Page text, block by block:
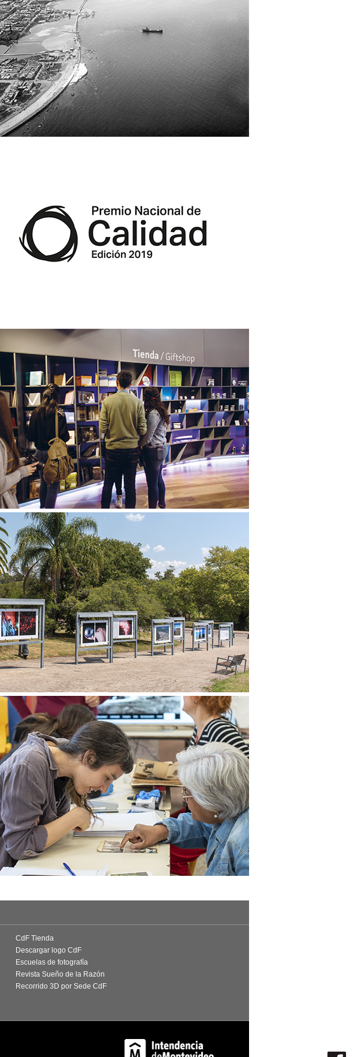
CdF Tienda
Descargar logo CdF
Escuelas de fotografía
Revista Sueño de la Razón
Recorrido 3D por Sede CdF